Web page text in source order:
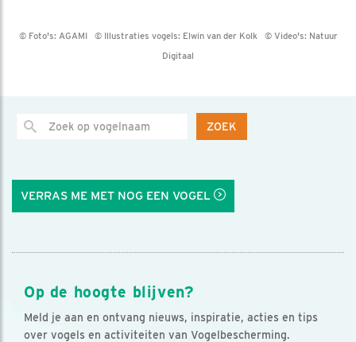
© Foto's: AGAMI© Illustraties vogels: Elwin van der Kolk © Video's: Natuur
Digitaal
ZOEK
VERRAS ME MET NOG EEN VOGEL
Op de hoogte blijven?
Meld je aan en ontvang nieuws, inspiratie, acties en tips
over vogels en activiteiten van Vogelbescherming.